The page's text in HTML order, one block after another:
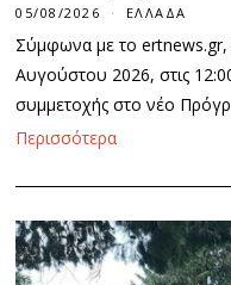
05/08/2026 ΕΛΛΆΔΑ
Σύμφωνα με το ertnews.gr,
Αυγούστου 2026, στις
συμμετοχής στο νέο
Περισσότερα